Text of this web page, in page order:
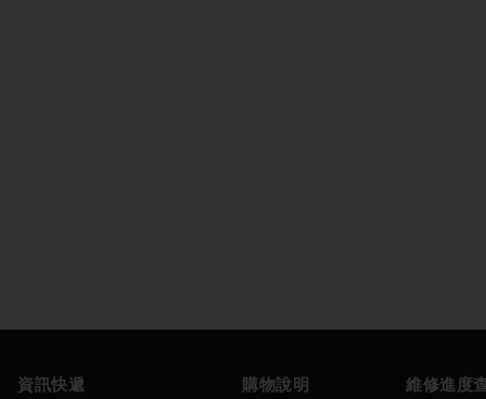
資訊快遞 購物說明 維修進度